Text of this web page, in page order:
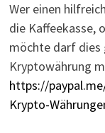
Wer einen
die Kaffeekasse,
möchte darf dies
Kryptowährung
https://
Krypto-